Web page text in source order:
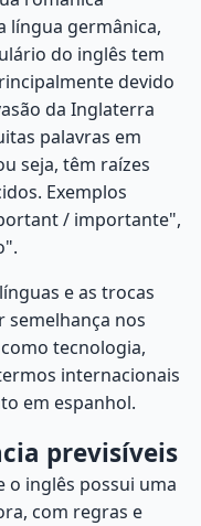
língua germânica,
do inglês tem
devido
da Inglaterra
palavras em
seja, têm raízes
Exemplos
/ importante",
e as trocas
nos
tecnologia,
internacionais
em espanhol.
previsíveis
o inglês possui uma
com regras e